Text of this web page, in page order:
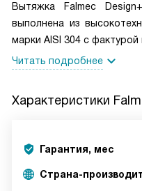
Вытяжка Falmec
выполнена из
марки AISI 304 с
Читать подробнее
Характеристики
Гарантия, мес
Страна-